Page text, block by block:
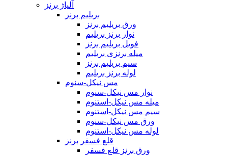
آلیاژ برنز
بریلیم برنز
ورق بریلیم برنز
نوار برنز بریلیم
فویل بریلیم برنز
میله برنزی بریلیم
سیم بریلیم برنز
لوله برنز بریلیم
مس نیکل-سنوم
نوار مس نیکل-سنوم
میله مس نیکل-استنوم
سیم مس نیکل-استنوم
ورق مس نیکل-سنوم
لوله مس نیکل-استنوم
قلع فسفر برنز
ورق برنز قلع فسفر